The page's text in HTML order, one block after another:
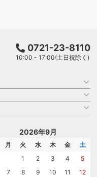
0721-23-8110
10:00 - 17:00(土日祝除く)
2026年9月
月 火 水 木 金
土
1
2 3 4
5
7 8 9 10 11
12